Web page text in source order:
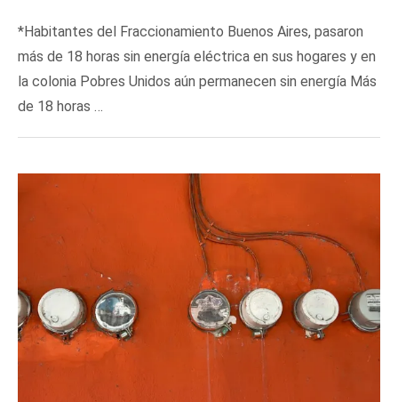
*Habitantes del Fraccionamiento Buenos Aires, pasaron
más de 18 horas sin energía eléctrica en sus hogares y en
la colonia Pobres Unidos aún permanecen sin energía Más
de 18 horas …